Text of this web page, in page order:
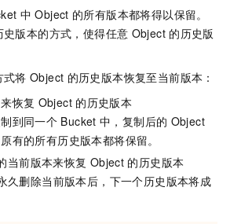
中 Object 的所有版本都将得以保留。
版本的方式，使得任意 Object 的历史版
式将 Object 的历史版本恢复至当前版本：
来恢复 Object 的历史版本
到同一个 Bucket 中，复制后的 Object
有的所有历史版本都将保留。
当前版本来恢复 Object 的历史版本
久删除当前版本后，下一个历史版本将成